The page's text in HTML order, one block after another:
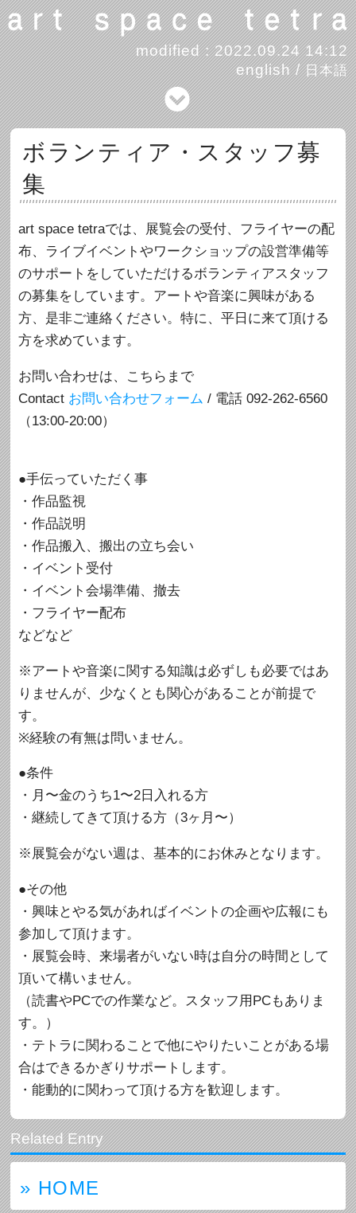
modified : 2022.09.24 14:12
english/日本語
ボランティア・スタッフ募
集
art space tetraでは、展覧会の受付、フライヤーの配
布、ライブイベントやワークショップの設営準備等
のサポートをしていただけるボランティアスタッフ
の募集をしています。アートや音楽に興味がある
方、是非ご連絡ください。特に、平日に来て頂ける
方を求めています。
お問い合わせは、こちらまで
Contact お問い合わせフォーム / 電話 092-262-6560
（13:00-20:00）
●手伝っていただく事
・作品監視
・作品説明
・作品搬入、搬出の立ち会い
・イベント受付
・イベント会場準備、撤去
・フライヤー配布
などなど
※アートや音楽に関する知識は必ずしも必要ではあ
りませんが、少なくとも関心があることが前提で
す。
※経験の有無は問いません。
●条件
・月〜金のうち1〜2日入れる方
・継続してきて頂ける方（3ヶ月〜）
※展覧会がない週は、基本的にお休みとなります。
●その他
・興味とやる気があればイベントの企画や広報にも
参加して頂けます。
・展覧会時、来場者がいない時は自分の時間として
頂いて構いません。
（読書やPCでの作業など。スタッフ用PCもありま
す。）
・テトラに関わることで他にやりたいことがある場
合はできるかぎりサポートします。
・能動的に関わって頂ける方を歓迎します。
» HOME